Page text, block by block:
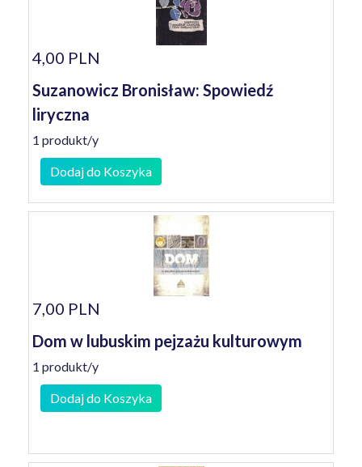
4,00 PLN
Suzanowicz Bronisław: Spowiedź
liryczna
1 produkt/y
Dodaj do Koszyka
7,00 PLN
Dom w lubuskim pejzażu kulturowym
1 produkt/y
Dodaj do Koszyka